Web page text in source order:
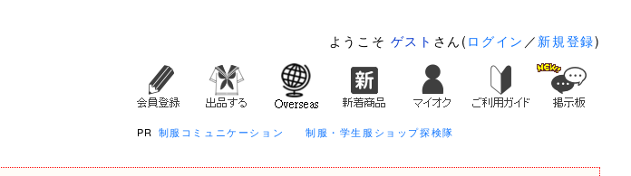
ようこそ ゲスト さん( ログイン ／ 新規登録)
PR 制服コミュニケーション 制服・学生服ショップ探検隊